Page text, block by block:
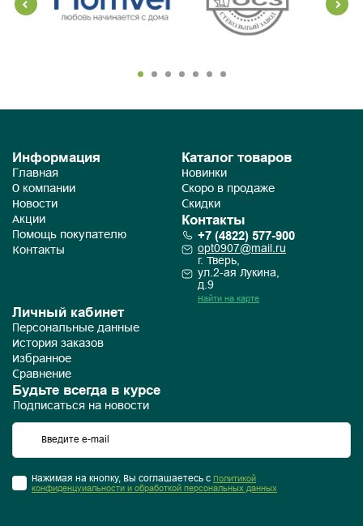
Информация
Главная
О компании
Новости
Акции
Помощь покупателю
Контакты
Каталог товаров
Новинки
Скоро в продаже
Скидки
Контакты
+7 (4822) 577-900
opt0907@mail.ru
г. Тверь,
ул.2-ая Лукина,
д.9
Найти на карте
Личный кабинет
Персональные данные
История заказов
Избранное
Сравнение
Будьте всегда в курсе
Подписаться на новости
Нажимая на кнопку, Вы соглашаетесь с Политикой
конфиденцуиальности и обработкой персональных данных